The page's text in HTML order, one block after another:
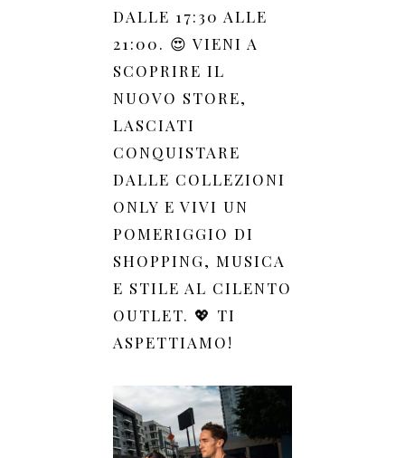
DALLE 17:30 ALLE
21:00. 😍 VIENI A
SCOPRIRE IL
NUOVO STORE,
LASCIATI
CONQUISTARE
DALLE COLLEZIONI
ONLY E VIVI UN
POMERIGGIO DI
SHOPPING, MUSICA
E STILE AL CILENTO
OUTLET. 💖 TI
ASPETTIAMO!